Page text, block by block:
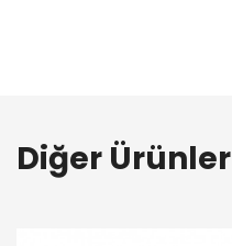
Diğer Ürünler